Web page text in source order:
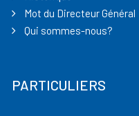
Mot du Directeur Général
Qui sommes-nous?
PARTICULIERS